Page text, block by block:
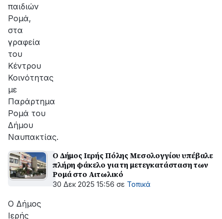
παιδιών
Ρομά,
στα
γραφεία
του
Κέντρου
Κοινότητας
με
Παράρτημα
Ρομά του
Δήμου
Ναυπακτίας.
Ο Δήμος Ιερής Πόλης Μεσολογγίου υπέβαλε
πλήρη φάκελο για τη μετεγκατάσταση των
Ρομά στο Αιτωλικό
30 Δεκ 2025 15:56 σε Τοπικά
Ο Δήμος
Ιερής